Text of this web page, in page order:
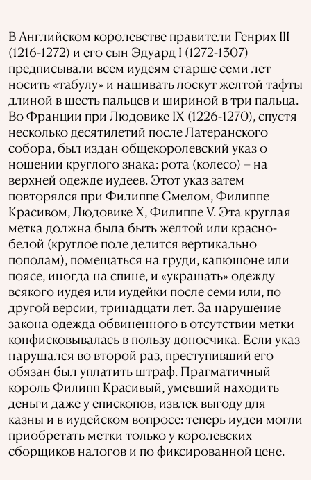
В Английском королевстве правители Генрих III
(1216-1272) и его сын Эдуард I (1272-1307)
предписывали всем иудеям старше семи лет
носить «табулу» и нашивать лоскут желтой тафты
длиной в шесть пальцев и шириной в три пальца.
Во Франции при Людовике IX (1226-1270), спустя
несколько десятилетий после Латеранского
собора, был издан общекоролевский указ о
ношении круглого знака: рота (колесо) – на
верхней одежде иудеев. Этот указ затем
повторялся при Филиппе Смелом, Филиппе
Красивом, Людовике X, Филиппе V. Эта круглая
метка должна была быть желтой или красно-
белой (круглое поле делится вертикально
пополам), помещаться на груди, капюшоне или
поясе, иногда на спине, и «украшать» одежду
всякого иудея или иудейки после семи или, по
другой версии, тринадцати лет. За нарушение
закона одежда обвиненного в отсутствии метки
конфисковывалась в пользу доносчика. Если указ
нарушался во второй раз, преступивший его
обязан был уплатить штраф. Прагматичный
король Филипп Красивый, умевший находить
деньги даже у епископов, извлек выгоду для
казны и в иудейском вопросе: теперь иудеи могли
приобретать метки только у королевских
сборщиков налогов и по фиксированной цене.